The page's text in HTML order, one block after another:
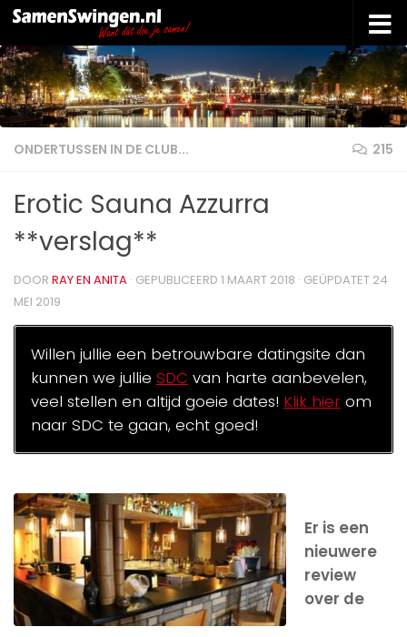
Doorgaan naar inhoud
ONDERTUSSEN IN DE CLUB... 215
Erotic Sauna Azzurra
**verslag**
DOOR RAY EN ANITA · GEPUBLICEERD 1 MAART 2018 · GEÜPDATET 24
MEI 2019
Willen jullie een betrouwbare datingsite dan
kunnen we jullie SDC van harte aanbevelen,
veel stellen en altijd goeie dates! Klik hierom
naar SDC te gaan, echt goed!
Er is een
nieuwere
review
over de